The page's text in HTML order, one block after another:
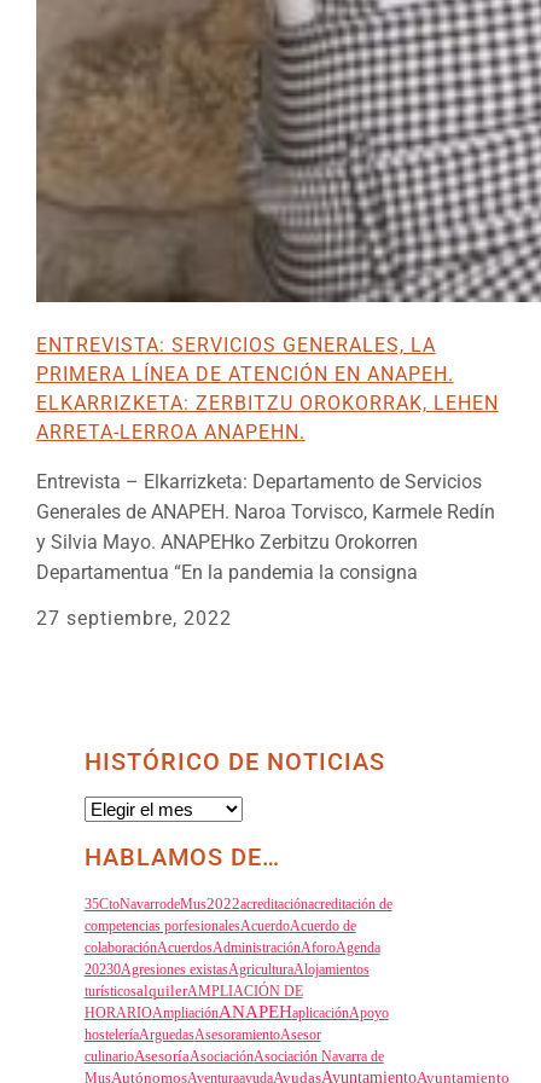
ENTREVISTA: SERVICIOS GENERALES, LA
PRIMERA LÍNEA DE ATENCIÓN EN ANAPEH.
ELKARRIZKETA: ZERBITZU OROKORRAK, LEHEN
ARRETA-LERROA ANAPEHN.
Entrevista – Elkarrizketa: Departamento de Servicios
Generales de ANAPEH. Naroa Torvisco, Karmele Redín
y Silvia Mayo. ANAPEHko Zerbitzu Orokorren
Departamentua “En la pandemia la consigna
27 septiembre, 2022
HISTÓRICO DE NOTICIAS
Histórico
de
Noticias
HABLAMOS DE…
35CtoNavarrodeMus2022acreditaciónacreditación de
competencias porfesionalesAcuerdoAcuerdo de
colaboraciónAcuerdosAdministraciónAforoAgenda
20230Agresiones existasAgriculturaAlojamientos
turísticosalquilerAMPLIACIÓN DE
HORARIOAmpliaciónANAPEHaplicaciónApoyo
hosteleríaArguedasAsesoramientoAsesor
culinarioAsesoríaAsociaciónAsociación Navarra de
MusAutónomosAventuraayudaAyudasAyuntamientoAyuntamiento